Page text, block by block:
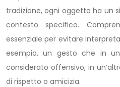
tradizione, ogni oggetto ha un
contesto specifico.
essenziale per evitare
esempio, un gesto che in
considerato offensivo, in
di rispetto o amicizia.